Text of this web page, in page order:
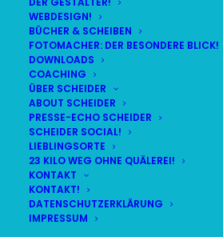
WEBDESIGN!
BÜCHER & SCHEIBEN
FOTOMACHER: DER BESONDERE BLICK!
DOWNLOADS
COACHING
ÜBER SCHEIDER
ABOUT SCHEIDER
PRESSE-ECHO SCHEIDER
SCHEIDER SOCIAL!
LIEBLINGSORTE
23 KILO WEG OHNE QUÄLEREI!
KONTAKT
KONTAKT!
DATENSCHUTZERKLÄRUNG
IMPRESSUM
DEMNÄCHST:
7 Tage 9:53:52
MO
17
AUG
BR24 | 18.30 UHR
BR MÜNCHEN FREIMANN